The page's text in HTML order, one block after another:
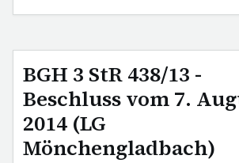
BGH 3 StR 438/13 -
Beschluss vom 7.
2014 (LG
Mönchengladbach)